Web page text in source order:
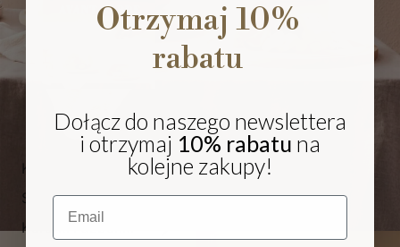
Kieliszki i pokale
Szklanki
Karafki i dzbanki
Otrzymaj 10%
rabatu
Dołącz do naszego newslettera
i otrzymaj 10% rabatu na
kolejne zakupy!
Email